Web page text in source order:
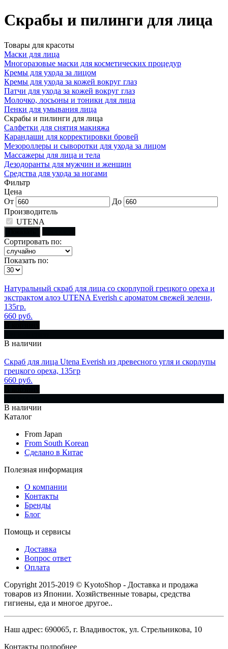
Скрабы и пилинги для лица
Товары для красоты
Маски для лица
Многоразовые маски для косметических процедур
Кремы для ухода за лицом
Кремы для ухода за кожей вокруг глаз
Патчи для ухода за кожей вокруг глаз
Молочко, лосьоны и тоники для лица
Пенки для умывания лица
Скрабы и пилинги для лица
Салфетки для снятия макияжа
Карандаши для корректировки бровей
Мезороллеры и сыворотки для ухода за лицом
Массажеры для лица и тела
Дезодоранты для мужчин и женщин
Средства для ухода за ногами
Фильтр
Цена
От
До
Производитель
UTENA
Сортировать по:
Показать по:
Натуральный скраб для лица со скорлупой грецкого ореха и
экстрактом алоэ UTENA Everish с ароматом свежей зелени,
135гр.
660 руб.
В наличии
Скраб для лица Utena Everish из древесного угля и скорлупы
грецкого ореха, 135гр
660 руб.
В наличии
Каталог
From Japan
From South Korean
Сделано в Китае
Полезная информация
О компании
Контакты
Бренды
Блог
Помощь и сервисы
Доставка
Вопрос ответ
Оплата
Copyright 2015-2019 © KyotoShop - Доставка и продажа
товаров из Японии. Хозяйственные товары, средства
гигиены, еда и многое другое..
Наш адрес: 690065, г. Владивосток, ул. Стрельникова, 10
Контакты подробнее